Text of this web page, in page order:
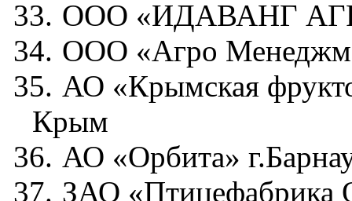
33. ООО «ИДАВАНГ
34. ООО «Агро
35. АО «Крымская
Крым
36. АО «Орбита»
37. ЗАО «Птицефабрика